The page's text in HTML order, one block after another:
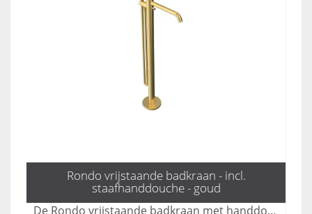
Rondo vrijstaande badkraan - incl.
staafhanddouche - goud
De Rondo vrijstaande badkraan met handdouche in mat zwart combineert stijl en functionaliteit, perfect voor moderne badkamers. Met een elegante uitstraling en gebruiksvriendelijke bediening biedt deze kraan een luxe ervaring tijdens uw badmomenten. Dankzij het duurzame ontwerp en de hoogwaardige afwerking is dit product een ideale keuze voor elk interieur.